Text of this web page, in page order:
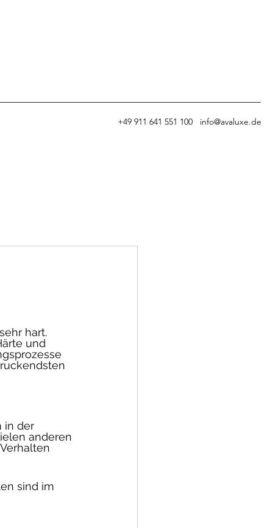
+49 911 641 551 100 info@avaluxe.de
hart.
und
in der
anderen
sind im